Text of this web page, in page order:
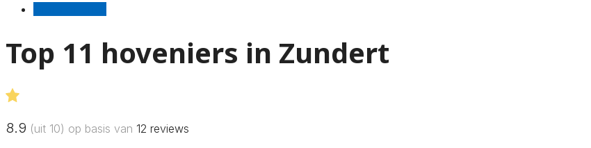
Top 11 hoveniers in Zundert
8.9 (uit 10) op basis van 12 reviews